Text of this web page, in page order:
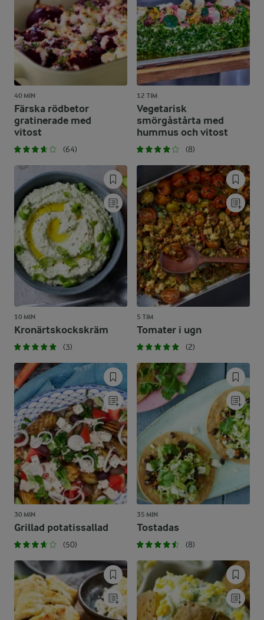
40 MIN
Färska rödbetor
gratinerade med
vitost
(64)
12 TIM
Vegetarisk
smörgåstårta med
hummus och vitost
(8)
10 MIN
Kronärtskockskräm
(3)
5 TIM
Tomater i ugn
(2)
30 MIN
Grillad potatissallad
(50)
35 MIN
Tostadas
(8)